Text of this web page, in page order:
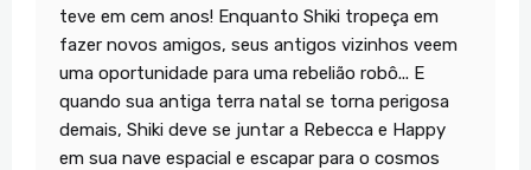
teve em cem anos! Enquanto Shiki tropeça em
fazer novos amigos, seus antigos vizinhos veem
uma oportunidade para uma rebelião robô... E
quando sua antiga terra natal se torna perigosa
demais, Shiki deve se juntar a Rebecca e Happy
em sua nave espacial e escapar para o cosmos